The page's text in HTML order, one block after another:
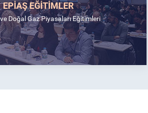
EPİAŞ EĞİTİMLER
Doğal Gaz Piyasaları Eğitimleri